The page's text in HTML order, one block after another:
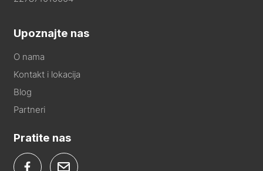
Upoznajte nas
O nama
Kontakt i lokacija
Blog
Partneri
Pratite nas